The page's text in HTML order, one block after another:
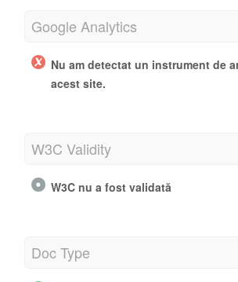
Google Analytics
Nu am detectat un instrument de
acest site.
W3C Validity
W3C nu a fost validată
Doc Type